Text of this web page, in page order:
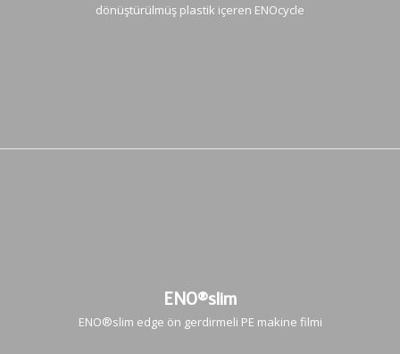
dönüştürülmüş plastik içeren ENOcycle
ENO®slim
ENO®slim edge ön gerdirmeli PE makine filmi